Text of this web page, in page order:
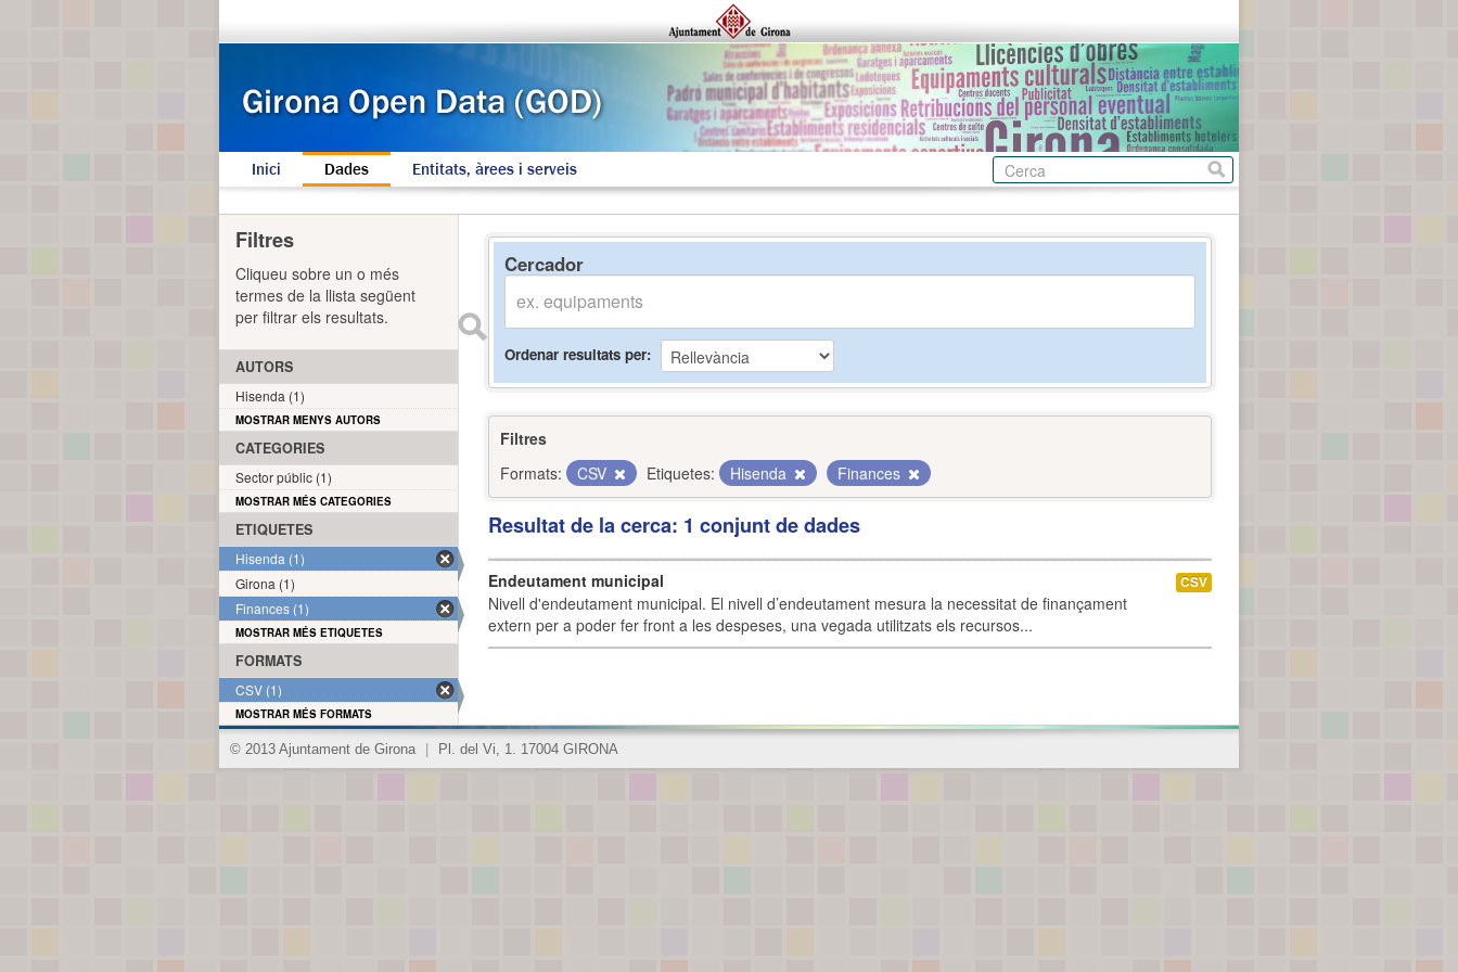
Inici Dades Entitats, àrees i serveis
Cercador
Ordenar resultats per
Filtres
Formats:
CSV Etiquetes: Hisenda Finances
Resultat de la cerca: 1 conjunt de dades
Endeutament municipal
Nivell d'endeutament municipal. El nivell d’endeutament mesura la necessitat de finançament
extern per a poder fer front a les despeses, una vegada utilitzats els recursos...
CSV
Filtres
Cliqueu sobre un o més
termes de la llista següent
per filtrar els resultats.
AUTORS
Hisenda (1)
MOSTRAR MENYS AUTORS
CATEGORIES
Sector públic (1)
MOSTRAR MÉS CATEGORIES
ETIQUETES
Hisenda (1)
Girona (1)
Finances (1)
MOSTRAR MÉS ETIQUETES
FORMATS
CSV (1)
MOSTRAR MÉS FORMATS
© 2013 Ajuntament de Girona Pl. del Vi, 1. 17004 GIRONA